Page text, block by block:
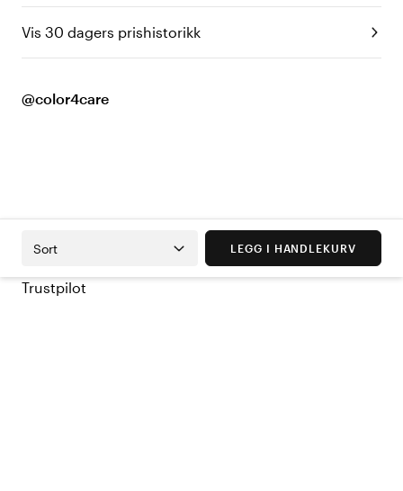
Vis 30 dagers prishistorikk
@color4care
Sort LEGG I HANDLEKURV
Trustpilot